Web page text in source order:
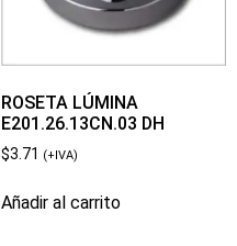
ROSETA LÚMINA
E201.26.13CN.03 DH
$3.71 (+IVA)
Añadir al carrito